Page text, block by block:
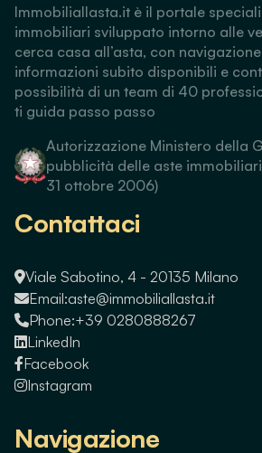
Immobiliallasta.it è il portale
immobiliari sviluppato intorno alle
cerca casa all’asta, con
informazioni subito disponibili e
possibilità di un team di 40
ti guida passo passo
Autorizzazione Ministero della
pubblicità delle aste
31 ottobre 2006)
Contattaci
Viale Sabotino, 4 - 20135 Milano
Email:aste@immobiliallasta.it
Phone:+39 0280888267
LinkedIn
Facebook
Instagram
Navigazione